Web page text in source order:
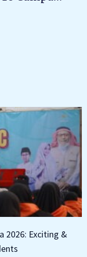
2026: Exciting &